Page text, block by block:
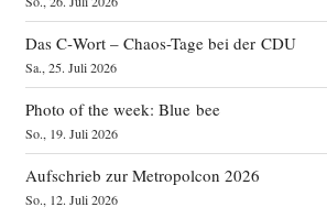
Das C‑Wort – Chaos-Tage bei der CDU
Sa., 25. Juli 2026
Photo of the week: Blue bee
So., 19. Juli 2026
Aufschrieb zur Metropolcon 2026
So., 12. Juli 2026